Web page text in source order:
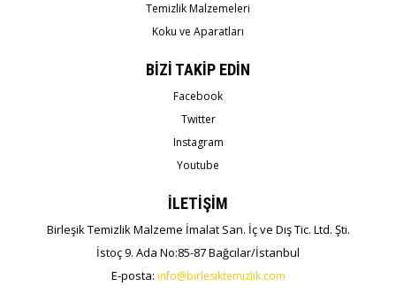
Temizlik Malzemeleri
Koku ve Aparatları
BİZİ TAKİP EDİN
Facebook
Twitter
Instagram
Youtube
İLETİŞİM
Birleşik Temizlik Malzeme İmalat San. İç ve Dış Tic. Ltd. Şti.
İstoç 9. Ada No:85-87 Bağcılar/İstanbul
E-posta: info@birlesiktemizlik.com